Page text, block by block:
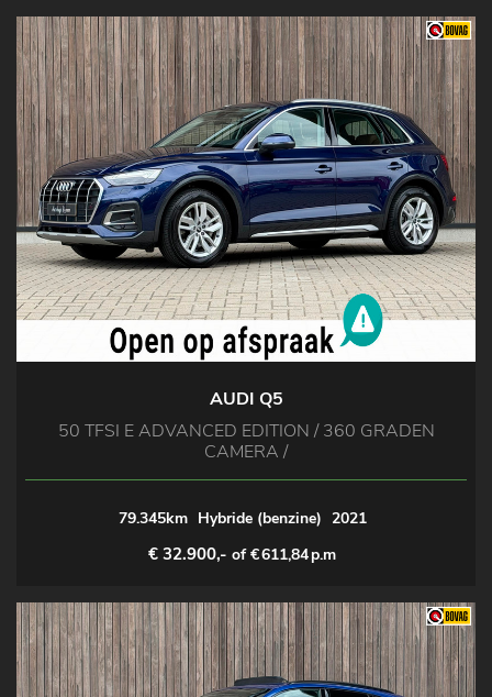
AUDI Q5
50 TFSI E ADVANCED EDITION / 360 GRADEN
CAMERA /
79.345km Hybride (benzine) 2021
€ 32.900,- of €611,84p.m